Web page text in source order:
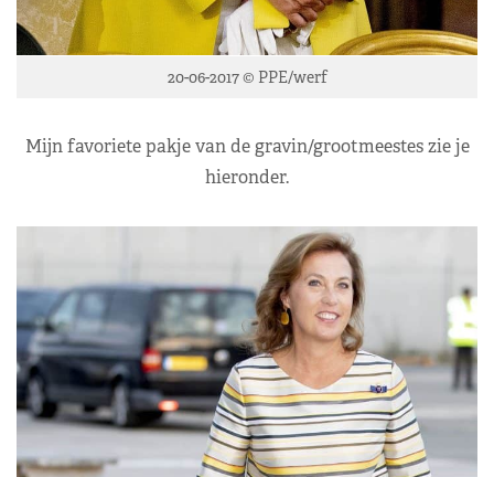
20-06-2017 © PPE/werf
Mijn favoriete pakje van de gravin/grootmeestes zie je
hieronder.